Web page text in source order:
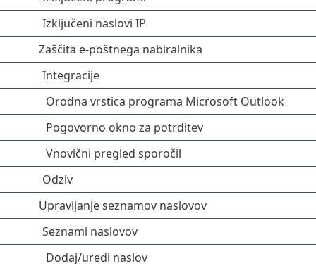
Izključeni naslovi IP
Zaščita e-poštnega nabiralnika
Integracije
Orodna vrstica programa Microsoft Outlook
Pogovorno okno za potrditev
Vnovični pregled sporočil
Odziv
Upravljanje seznamov naslovov
Seznami naslovov
Dodaj/uredi naslov